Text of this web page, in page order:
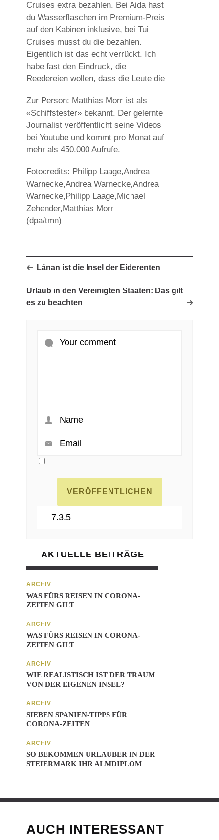
Cruises extra bezahlen. Bei Aida hast
du Wasserflaschen im Premium-Preis
auf den Kabinen inklusive, bei Tui
Cruises musst du die bezahlen.
Eigentlich ist das echt verrückt. Ich
habe fast den Eindruck, die
Reedereien wollen, dass die Leute die
Zur Person: Matthias Morr ist als
«Schiffstester» bekannt. Der gelernte
Journalist veröffentlicht seine Videos
bei Youtube und kommt pro Monat auf
mehr als 450.000 Aufrufe.
Fotocredits: Philipp Laage,Andrea
Warnecke,Andrea Warnecke,Andrea
Warnecke,Philipp Laage,Michael
Zehender,Matthias Morr
(dpa/tmn)
Lånan ist die Insel der Eiderenten
Urlaub in den Vereinigten Staaten: Das gilt
es zu beachten
AKTUELLE BEITRÄGE
ARCHIV
WAS FÜRS REISEN IN CORONA-
ZEITEN GILT
ARCHIV
WAS FÜRS REISEN IN CORONA-
ZEITEN GILT
ARCHIV
WIE REALISTISCH IST DER TRAUM
VON DER EIGENEN INSEL?
ARCHIV
SIEBEN SPANIEN-TIPPS FÜR
CORONA-ZEITEN
ARCHIV
SO BEKOMMEN URLAUBER IN DER
STEIERMARK IHR ALMDIPLOM
AUCH INTERESSANT